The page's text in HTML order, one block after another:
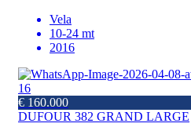
Vela
10-24 mt
2016
16
€ 160.000
DUFOUR 382 GRAND LARGE